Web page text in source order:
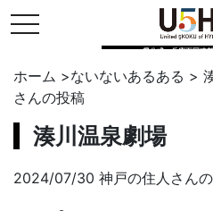
toggle navigation
県公式・兵庫五国連
ホーム >ないないあるある >
さんの投稿
湊川温泉劇場
2024/07/30 神戸の住人さん